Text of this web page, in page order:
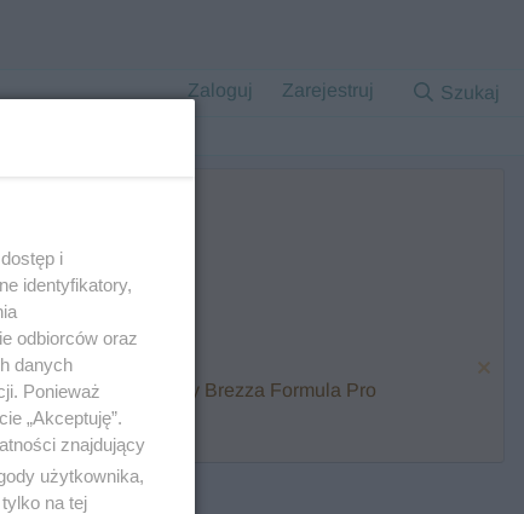
Zaloguj Zarejestruj Szukaj
i zawalcz o Baby Brezza Formula Pro
i
identyfikatory,
odbiorców oraz
danych
Ponieważ
„Akceptuję”.
znajdujący
użytkownika,
na tej